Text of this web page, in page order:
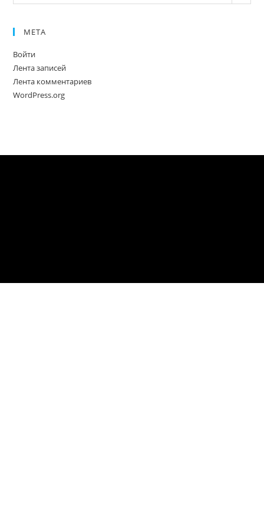
МЕТА
Войти
Лента записей
Лента комментариев
WordPress.org